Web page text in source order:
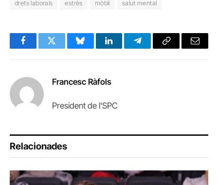
drets laborals estrès mòbil salut mental
FacebookTwitter BlueskyLinkedInTelegramCopy
Email
Francesc Ràfols
President de l'SPC
Relacionades